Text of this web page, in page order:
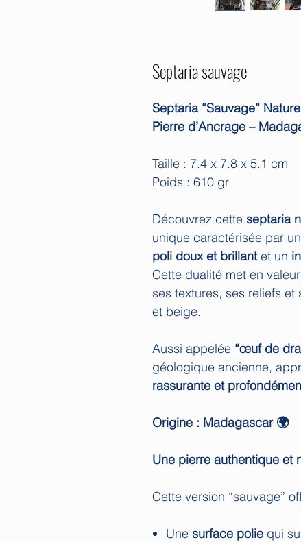
Septaria sauvage
Septaria “Sauvage”
Pierre d’Ancrage –
Taille : 7.4 x 7.8 x 5.1 cm
Poids : 610 gr
Découvrez cette septaria
unique caractérisée par
poli doux et brillantet un
Cette dualité met en
ses textures, ses reliefs
et beige.
Aussi appelée “œuf de
géologique ancienne,
rassurante et
Origine : Madagascar 🌍
Une pierre authentique et
Cette version “sauvage”
Une surface polie qui